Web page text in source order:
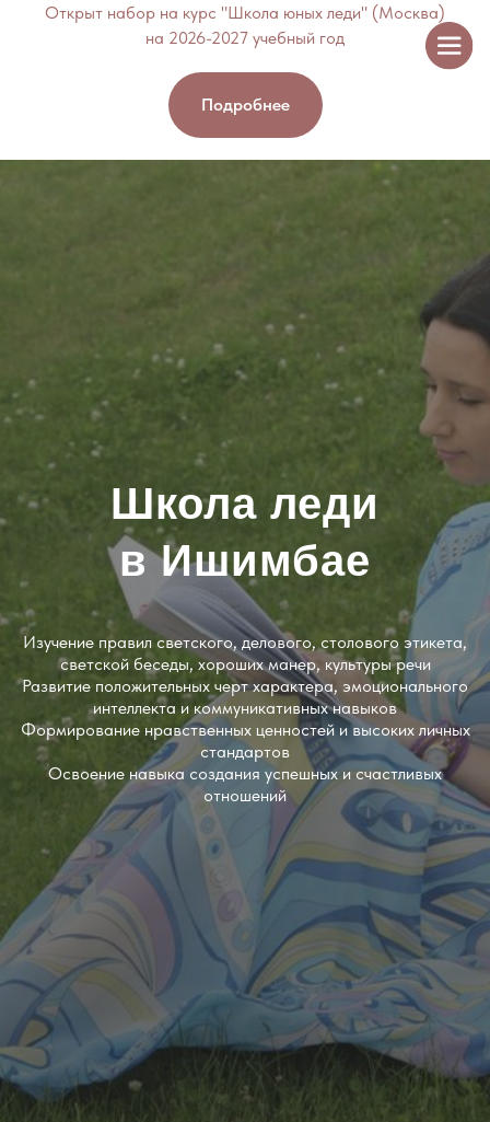
Открыт набор на курс "Школа юных леди" (Москва)
на 2026-2027 учебный год
Подробнее
Школа леди
в Ишимбае
Изучение правил светского, делового, столового этикета,
светской беседы, хороших манер, культуры речи
Развитие положительных черт характера, эмоционального
интеллекта и коммуникативных навыков
Формирование нравственных ценностей и высоких личных
стандартов
Освоение навыка создания успешных и счастливых
отношений